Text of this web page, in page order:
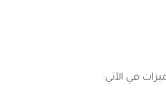
في الآتي: